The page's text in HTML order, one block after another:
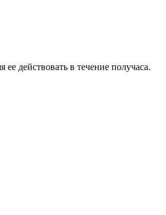
действовать в течение получаса.